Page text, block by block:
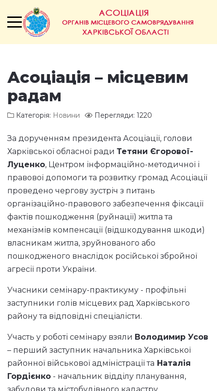
Асоціація – місцевим
радам
Категорія: Новини Перегляди: 1220
За дорученням президента Асоціації, голови
Харківської обласної ради Тетяни Єгорової-
Луценко, Центром інформаційно-методичної і
правової допомоги та розвитку громад Асоціації
проведено чергову зустріч з питань
організаційно-правового забезпечення фіксації
фактів пошкодження (руйнації) житла та
механізмів компенсації (відшкодування шкоди)
власникам житла, зруйнованого або
пошкодженого внаслідок російської збройної
агресії проти України.
Учасники семінару-практикуму - профільні
заступники голів місцевих рад Харківського
району та відповідні спеціалісти.
Участь у роботі семінару взяли Володимир Усов
– перший заступник начальника Харківської
районної військової адміністрації та Наталія
Гордієнко - начальник відділу планування,